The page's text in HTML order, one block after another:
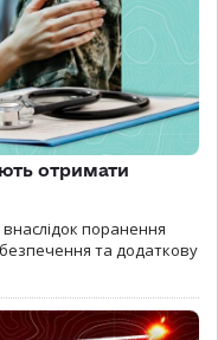
отримати
внаслідок поранення
та додаткову